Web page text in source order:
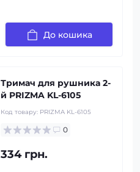
До кошика
Тримач для рушника 2-
й PRIZMA KL-6105
Код товару: PRIZMA KL-6105
0
334 грн.